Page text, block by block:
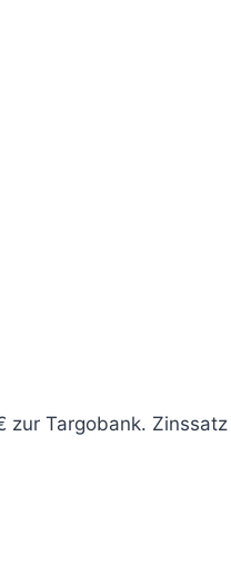
Targobank.